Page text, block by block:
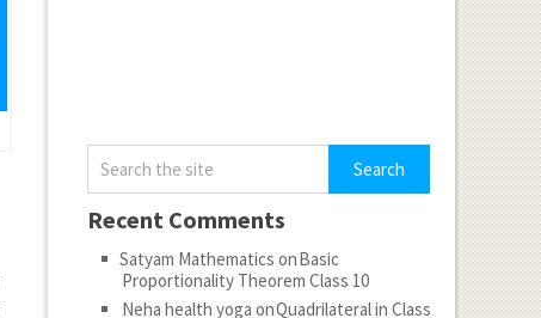
Recent Comments
Satyam Mathematics onBasic
Proportionality Theorem Class 10
Neha health yoga onQuadrilateral in Class